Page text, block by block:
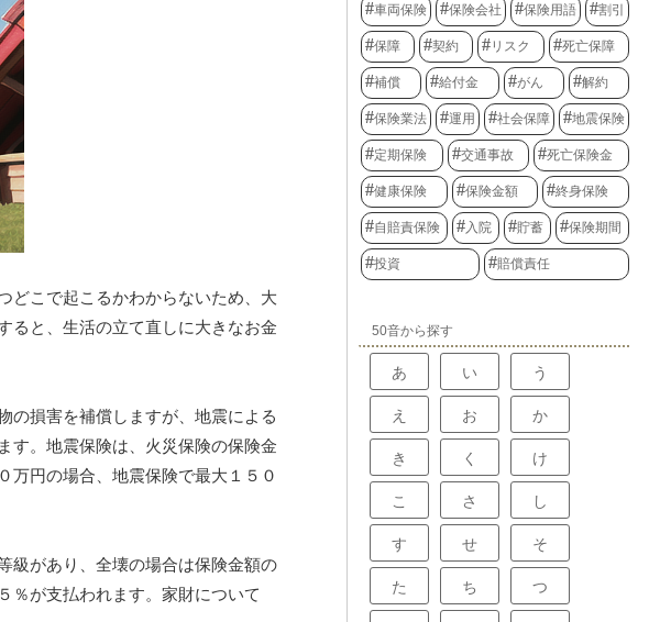
どこで起こるかわからないため、大
ると、生活の立て直しに大きなお金
の損害を補償しますが、地震による
す。地震保険は、火災保険の保険金
万円の場合、地震保険で最大１５０
級があり、全壊の場合は保険金額の
％が支払われます。家財について
車両保険 保険会社 保険用語 割引
保障 契約 リスク 死亡保障
補償 給付金 がん 解約
保険業法 運用 社会保障 地震保険
定期保険 交通事故 死亡保険金
健康保険 保険金額 終身保険
自賠責保険 入院 貯蓄 保険期間
投資 賠償責任
50音から探す
あ い う
え お か
き く け
こ さ し
す せ そ
た ち つ